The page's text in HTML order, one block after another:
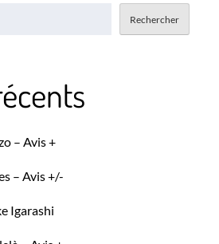
Rechercher
– Avis +
– Avis +/-
Igarashi